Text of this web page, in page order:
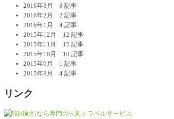
2016年3月 8 記事
2016年2月 2 記事
2016年1月 4 記事
2015年12月 12 記事
2015年11月 15 記事
2015年10月 10 記事
2015年9月 1 記事
2015年8月 4 記事
リンク